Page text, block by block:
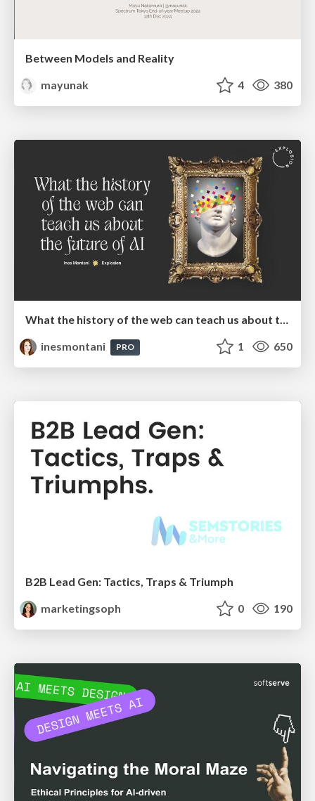
Between Models and Reality
mayunak
4 380
What the history of the web can teach us about the future of AI
inesmontani
PRO 1 650
B2B Lead Gen: Tactics, Traps & Triumph
marketingsoph
0 190